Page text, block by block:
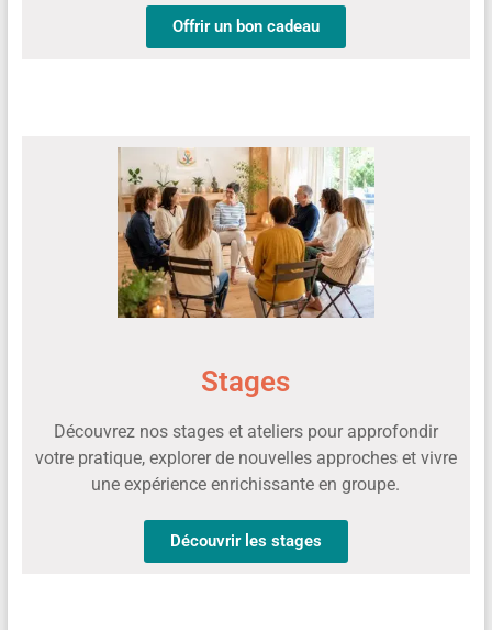
Offrir un bon cadeau
Stages
Découvrez nos stages et ateliers pour approfondir
votre pratique, explorer de nouvelles approches et vivre
une expérience enrichissante en groupe.
Découvrir les stages